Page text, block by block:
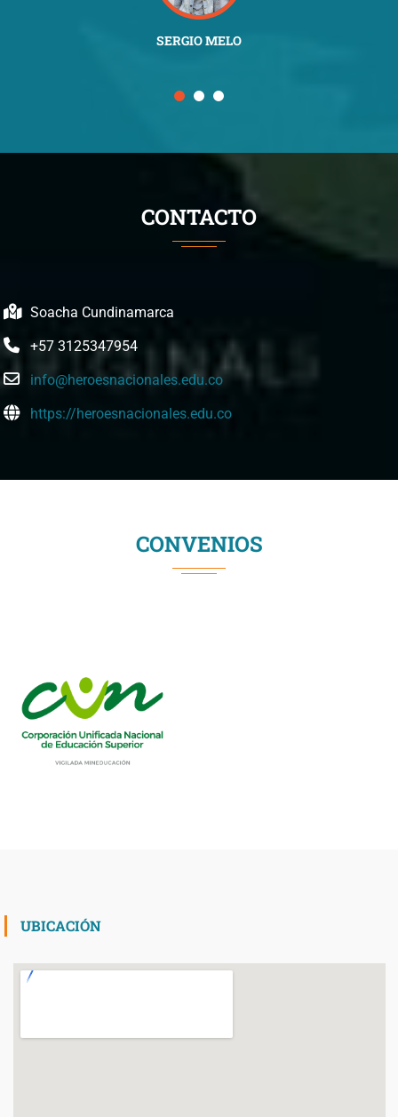
SERGIO MELO
CONTACTO
Soacha Cundinamarca
+57 3125347954
info@heroesnacionales.edu.co
https://heroesnacionales.edu.co
CONVENIOS
UBICACIÓN